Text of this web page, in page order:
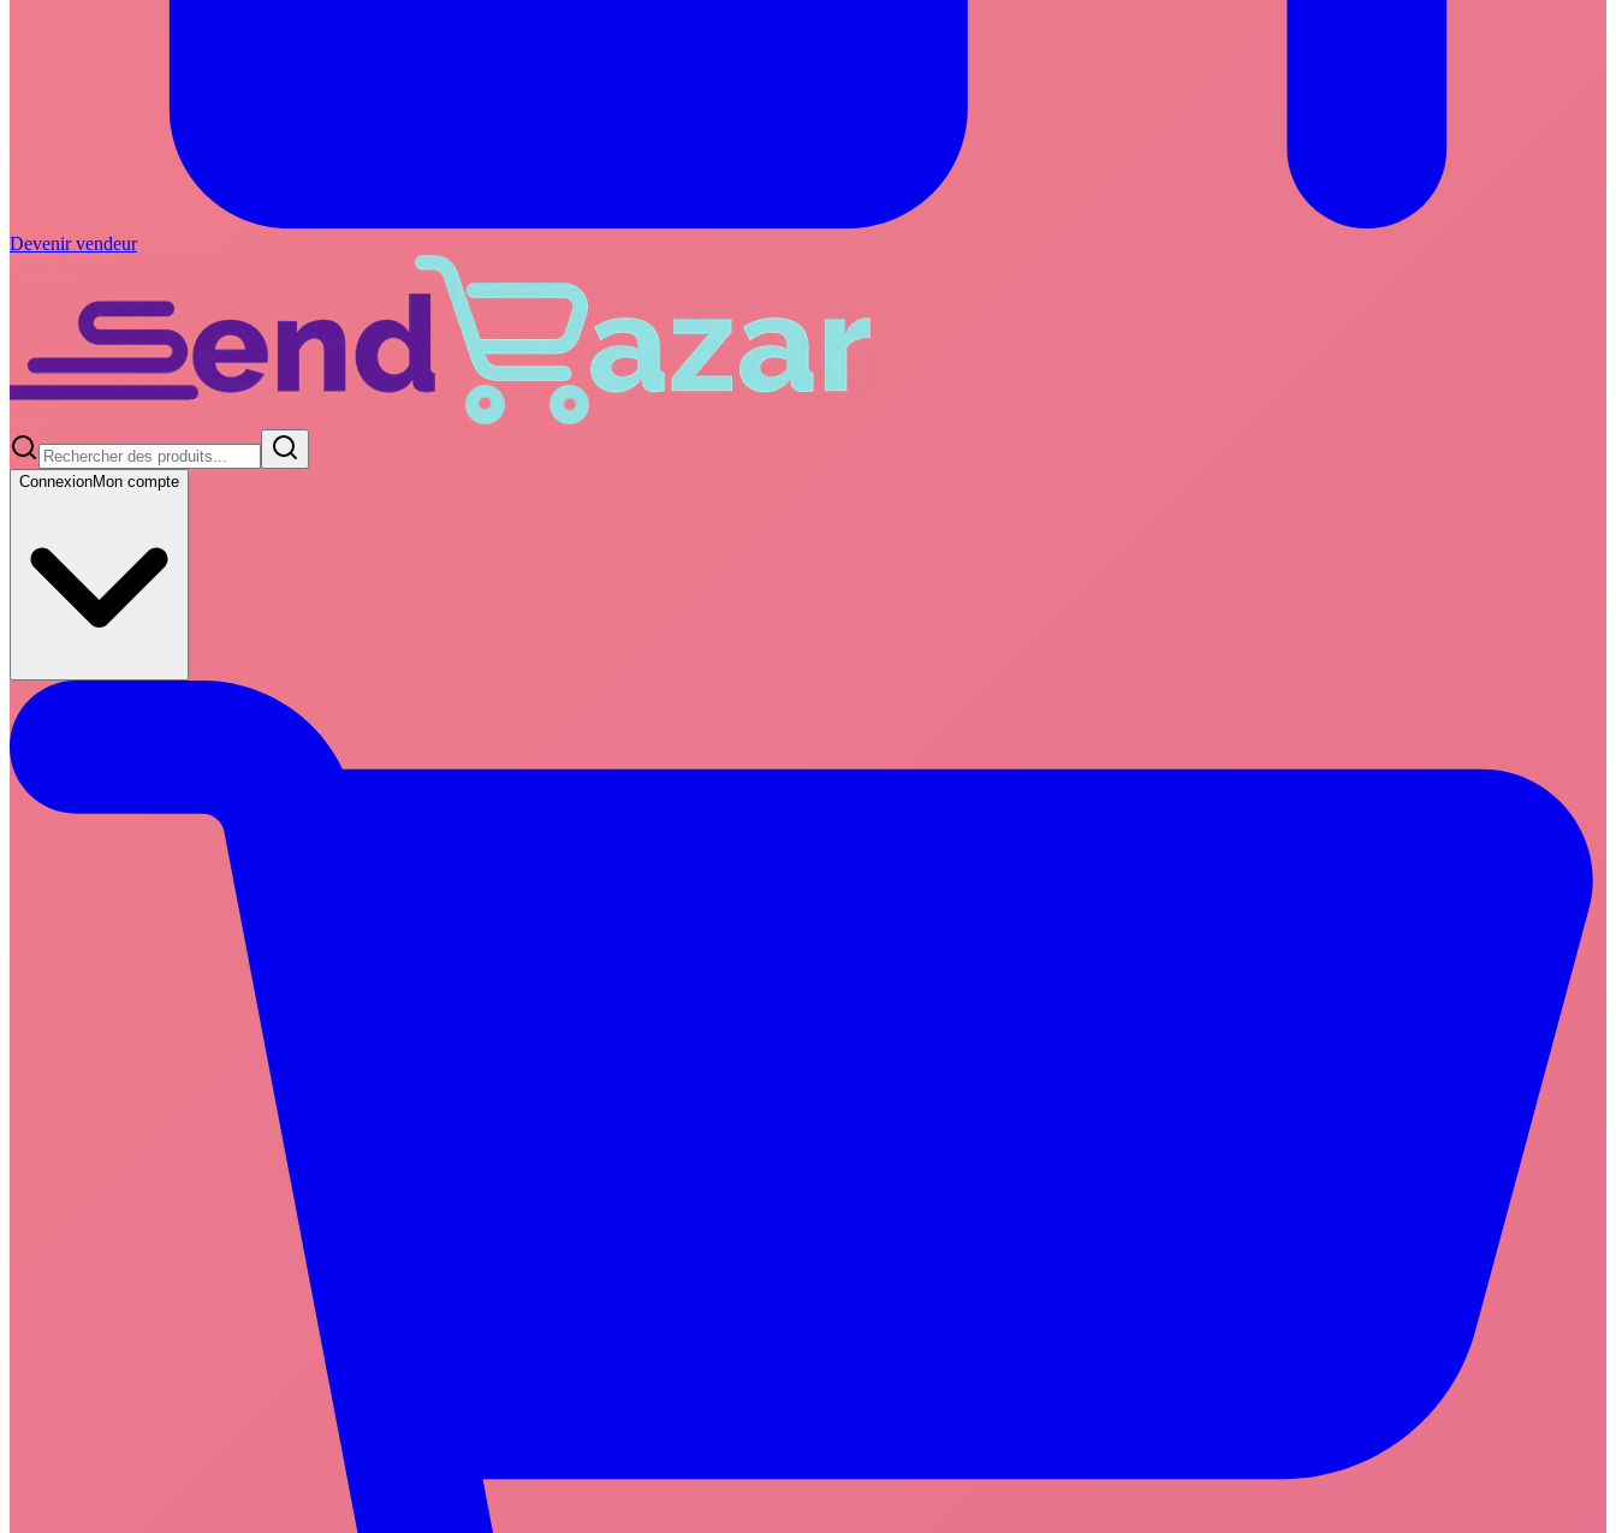
Devenir vendeur
ConnexionMon compte